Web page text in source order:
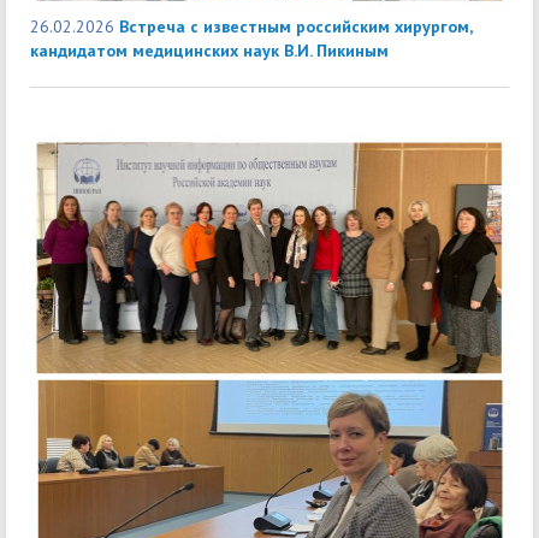
26.02.2026 Встреча с известным российским хирургом,
кандидатом медицинских наук В.И. Пикиным